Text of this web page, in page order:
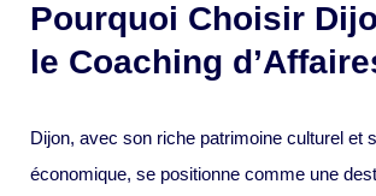
Pourquoi Choisir
le Coaching
Dijon, avec son riche patrimoine culturel et
économique, se positionne comme une